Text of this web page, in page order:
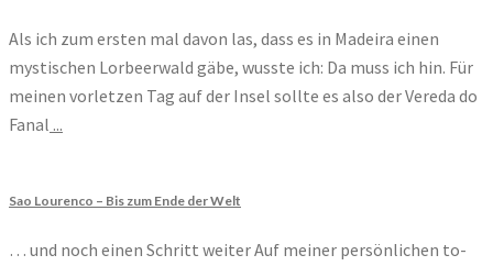
Als ich zum ersten mal davon las, dass es in Madeira einen
mystischen Lorbeerwald gäbe, wusste ich: Da muss ich hin. Für
meinen vorletzen Tag auf der Insel sollte es also der Vereda do
Fanal ...
Sao Lourenco – Bis zum Ende der Welt
… und noch einen Schritt weiter Auf meiner persönlichen to-